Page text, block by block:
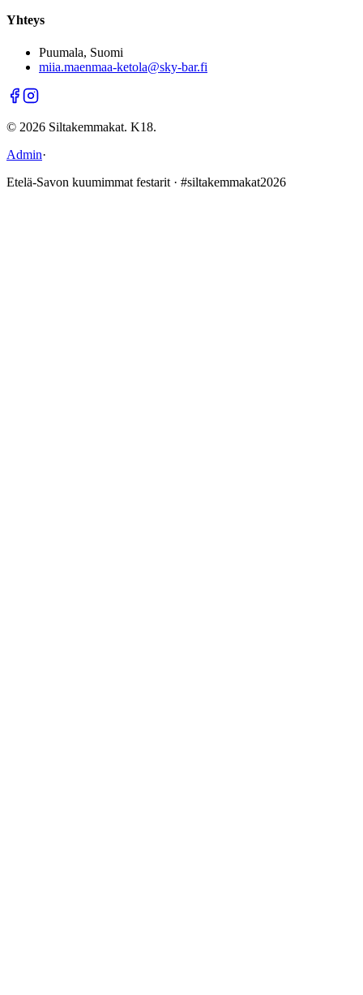
Yhteys
Puumala, Suomi
miia.maenmaa-ketola@sky-bar.fi
© 2026 Siltakemmakat. K18.
Admin·
Etelä-Savon kuumimmat festarit · #siltakemmakat2026